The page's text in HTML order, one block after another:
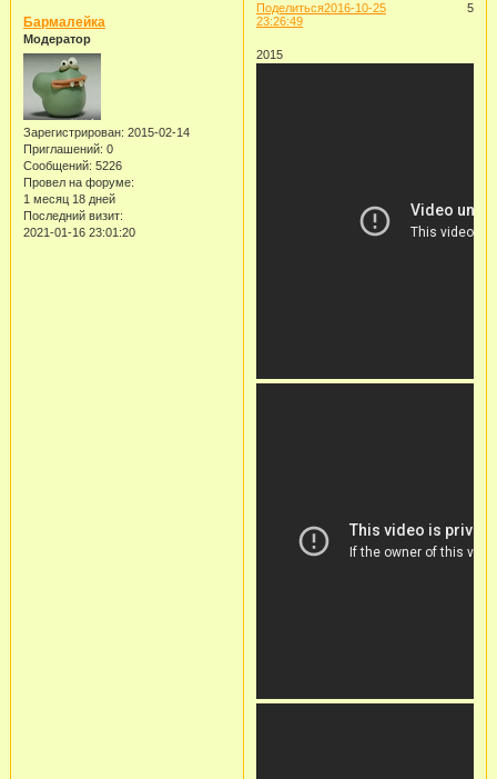
Поделиться 5
2016-10-25
23:26:49
Бармалейка
Модератор
Зарегистрирован: 2015-02-14
Приглашений: 0
Сообщений: 5226
Провел на форуме:
1 месяц 18 дней
Последний визит:
2021-01-16 23:01:20
2015